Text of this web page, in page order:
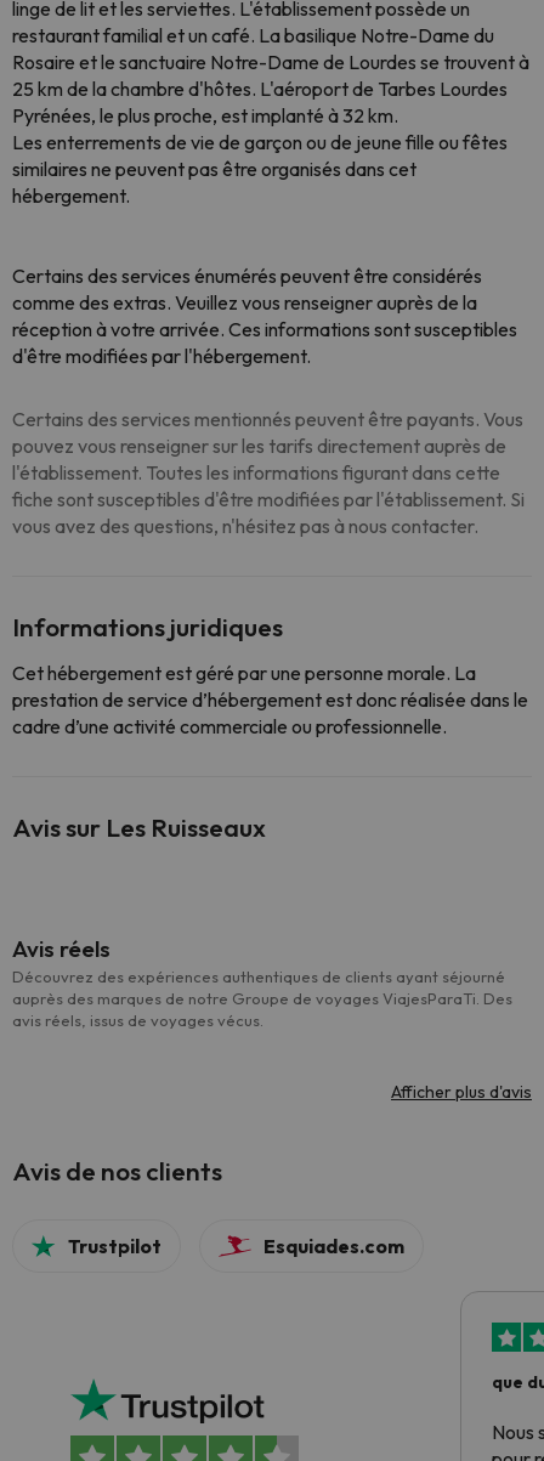
linge de lit et les serviettes. L'établissement possède un
restaurant familial et un café. La basilique Notre-Dame du
Rosaire et le sanctuaire Notre-Dame de Lourdes se trouvent à
25 km de la chambre d'hôtes. L'aéroport de Tarbes Lourdes
Pyrénées, le plus proche, est implanté à 32 km.
Les enterrements de vie de garçon ou de jeune fille ou fêtes
similaires ne peuvent pas être organisés dans cet
hébergement.
Certains des services énumérés peuvent être considérés
comme des extras. Veuillez vous renseigner auprès de la
réception à votre arrivée. Ces informations sont susceptibles
d'être modifiées par l'hébergement.
Certains des services mentionnés peuvent être payants. Vous
pouvez vous renseigner sur les tarifs directement auprès de
l'établissement. Toutes les informations figurant dans cette
fiche sont susceptibles d'être modifiées par l'établissement. Si
vous avez des questions, n'hésitez pas à nous contacter.
Informations juridiques
Cet hébergement est géré par une personne morale. La
prestation de service d’hébergement est donc réalisée dans le
cadre d’une activité commerciale ou professionnelle.
Avis sur Les Ruisseaux
Avis réels
Découvrez des expériences authentiques de clients ayant séjourné
auprès des marques de notre Groupe de voyages ViajesParaTi. Des
avis réels, issus de voyages vécus.
Afficher plus d'avis
Avis de nos clients
Trustpilot Esquiades.com
que
Nous